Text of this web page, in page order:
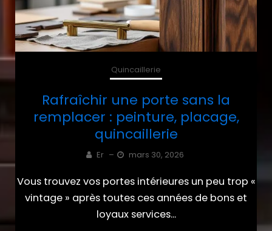
Quincaillerie
Rafraîchir une porte sans la
remplacer : peinture, placage,
quincaillerie
Er – mars 30, 2026
Vous trouvez vos portes intérieures un peu trop «
vintage » après toutes ces années de bons et
loyaux services...